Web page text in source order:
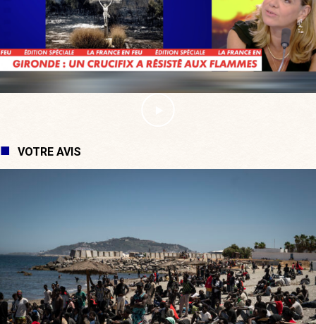
VOTRE AVIS